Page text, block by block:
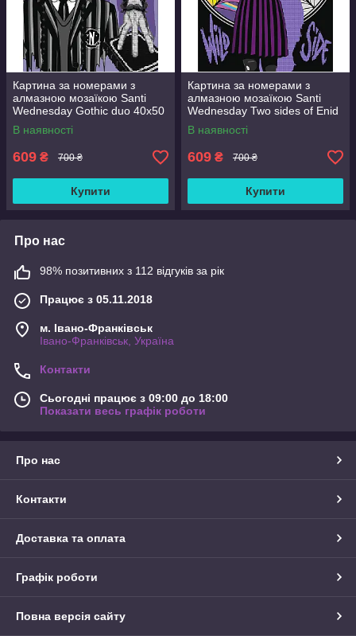
Картина за номерами з
алмазною мозаїкою Santi
Wednesday Gothic duo 40x50
см Різнобарвний (954993)
В наявності
609 ₴ 700 ₴
Купити
Картина за номерами з
алмазною мозаїкою Santi
Wednesday Two sides of Enid
Sinclair 40x50 см
Різнобарвний (954975)
В наявності
609 ₴ 700 ₴
Купити
Про нас
98% позитивних з 112 відгуків за рік
Працює з 05.11.2018
м. Івано-Франківськ
Івано-Франківськ, Україна
Контакти
Сьогодні працює з 09:00 до 18:00
Показати весь графік роботи
Про нас
Контакти
Доставка та оплата
Графік роботи
Повна версія сайту